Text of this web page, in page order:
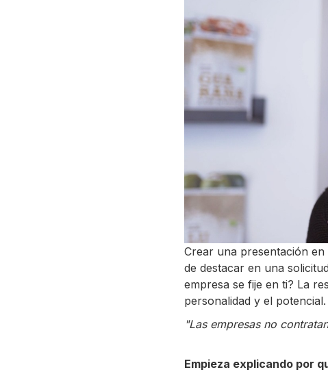
Crear una presentación
de destacar en una
empresa se fije en ti? La
personalidad y el potencial.
"Las empresas no
Empieza explicando por